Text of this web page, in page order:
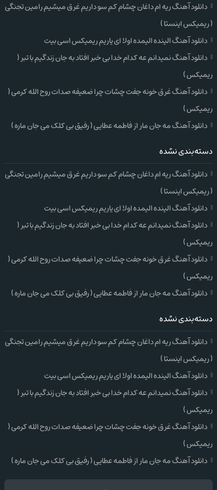
دانلود آهنگ ریه ام داغان چشام کم سو داریم غرق میشیم رامین تجنگی
( ریمیکس اینستا )
دانلود آهنگ الینده الیمده اولا ای یاریم ریمیکس اسی بیت
دانلود آهنگ نمیدانم عه کدام خدا بی خبر افتاد به جان زندگیم با تبر (
ریمیکس )
دانلود آهنگ غرق خونه جفت چشات چرا ضعیفه صدات روح الله کرمی (
ریمیکس )
دانلود آهنگ مه جان مار از فاطمه عطایی ( رفیق بی کلک می جان ماره )
دسته‌بندی نشده
دانلود آهنگ ریه ام داغان چشام کم سو داریم غرق میشیم رامین تجنگی
( ریمیکس اینستا )
دانلود آهنگ الینده الیمده اولا ای یاریم ریمیکس اسی بیت
دانلود آهنگ نمیدانم عه کدام خدا بی خبر افتاد به جان زندگیم با تبر (
ریمیکس )
دانلود آهنگ غرق خونه جفت چشات چرا ضعیفه صدات روح الله کرمی (
ریمیکس )
دانلود آهنگ مه جان مار از فاطمه عطایی ( رفیق بی کلک می جان ماره )
دسته‌بندی نشده
دانلود آهنگ ریه ام داغان چشام کم سو داریم غرق میشیم رامین تجنگی
( ریمیکس اینستا )
دانلود آهنگ الینده الیمده اولا ای یاریم ریمیکس اسی بیت
دانلود آهنگ نمیدانم عه کدام خدا بی خبر افتاد به جان زندگیم با تبر (
ریمیکس )
دانلود آهنگ غرق خونه جفت چشات چرا ضعیفه صدات روح الله کرمی (
ریمیکس )
دانلود آهنگ مه جان مار از فاطمه عطایی ( رفیق بی کلک می جان ماره )